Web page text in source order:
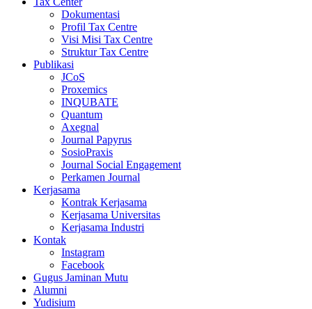
Dokumentasi
Profil Tax Centre
Visi Misi Tax Centre
Struktur Tax Centre
Publikasi
JCoS
Proxemics
INQUBATE
Quantum
Axegnal
Journal Papyrus
SosioPraxis
Journal Social Engagement
Perkamen Journal
Kerjasama
Kontrak Kerjasama
Kerjasama Universitas
Kerjasama Industri
Kontak
Instagram
Facebook
Gugus Jaminan Mutu
Alumni
Yudisium